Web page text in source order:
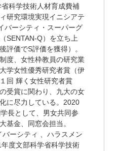
科学技術人材育成費補
研究環境実現イニシアテ
バーシティ・スーパーグ
SENTAN-Q）を立ち上
評価でS評価を獲得）。
度、女性枠教員の研究業
学女性優秀研究者賞（伊
回 輝く女性研究者賞
受賞に関わり、九大の女
に尽力している。2020
長として、男女共同参
基金、同窓会担当。
ーシティ 、ハラスメン
度文部科学省科学技術